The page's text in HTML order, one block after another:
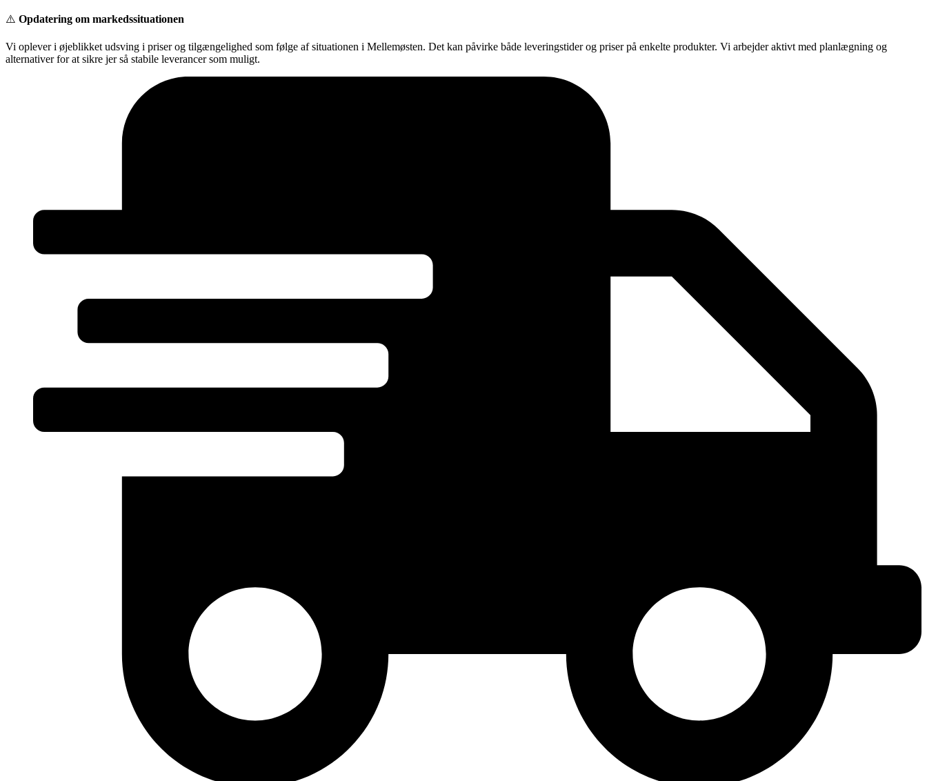
Videre
indhold
⚠️ Opdatering om markedssituationen
Vi oplever i øjeblikket udsving i priser og tilgængelighed som følge af situationen i Mellemøsten. Det kan påvirke både leveringstider og priser på enkelte produkter. Vi arbejder aktivt med planlægning og
alternativer for at sikre jer så stabile leverancer som muligt.